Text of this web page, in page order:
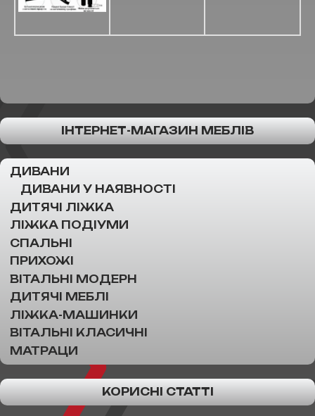
ІНТЕРНЕТ-МАГАЗИН МЕБЛІВ
ДИВАНИ
ДИВАНИ У НАЯВНОСТІ
ДИТЯЧІ ЛІЖКА
ЛІЖКА ПОДІУМИ
СПАЛЬНІ
ПРИХОЖІ
ВІТАЛЬНІ МОДЕРН
ДИТЯЧІ МЕБЛІ
ЛІЖКА-МАШИНКИ
ВІТАЛЬНІ КЛАСИЧНІ
МАТРАЦИ
КОРИСНІ СТАТТІ